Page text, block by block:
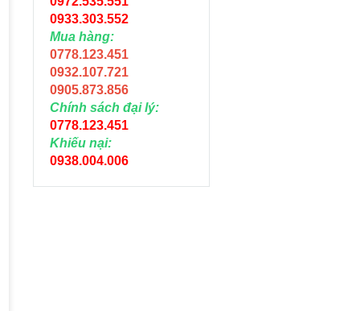
0933.303.552
Mua hàng:
0778.123.451
0932.107.721
0905.873.856
Chính sách đại lý:
0778.123.451
Khiếu nại:
0938.004.006